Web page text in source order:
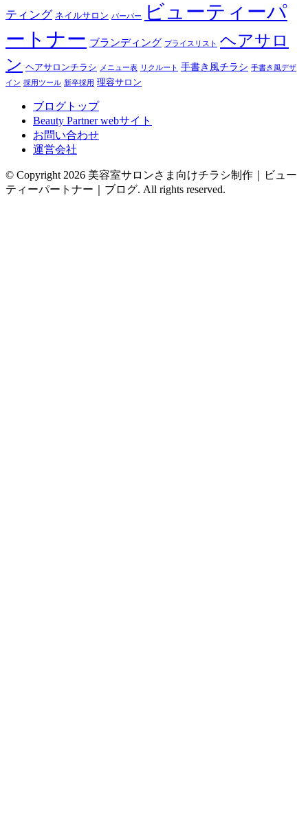
ティング ネイルサロン バーバー
ビューティーパ
ートナー ブランディング プライスリスト ヘアサロ
ン ヘアサロンチラシ メニュー表 リクルート 手書き風チラシ 手書き風デザ
イン 採用ツール 新卒採用 理容サロン
ブログトップ
Beauty Partner webサイト
お問い合わせ
運営会社
© Copyright 2026 美容室サロンさま向けチラシ制作｜ビュー
ティーパートナー｜ブログ. All rights reserved.